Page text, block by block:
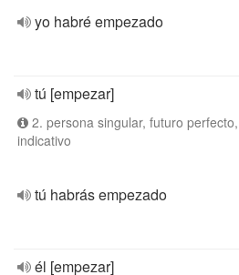
yo habré empezado
tú [empezar]
2. persona singular, futuro perfecto,
indicativo
tú habrás empezado
él [empezar]